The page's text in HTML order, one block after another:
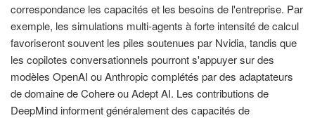
correspondance les capacités et les besoins de l'entreprise. Par
exemple, les simulations multi-agents à forte intensité de calcul
favoriseront souvent les piles soutenues par Nvidia, tandis que
les copilotes conversationnels pourront s'appuyer sur des
modèles OpenAI ou Anthropic complétés par des adaptateurs
de domaine de Cohere ou Adept AI. Les contributions de
DeepMind informent généralement des capacités de